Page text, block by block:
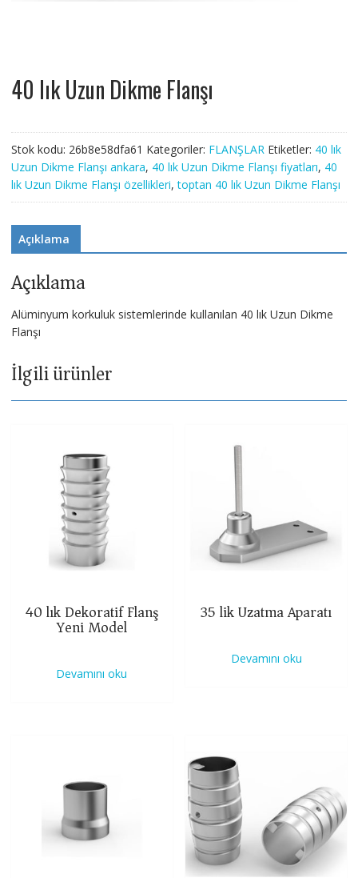
40 lık Uzun Dikme Flanşı
Stok kodu: 26b8e58dfa61 Kategoriler: FLANŞLAR Etiketler: 40 lık
Uzun Dikme Flanşı ankara, 40 lık Uzun Dikme Flanşı fiyatları, 40
lık Uzun Dikme Flanşı özellikleri,toptan 40 lık Uzun Dikme Flanşı
Açıklama
Açıklama
Alüminyum korkuluk sistemlerinde kullanılan 40 lık Uzun Dikme
Flanşı
İlgili ürünler
40 lık Dekoratif Flanş
Yeni Model
Devamını oku
35 lik Uzatma Aparatı
Devamını oku